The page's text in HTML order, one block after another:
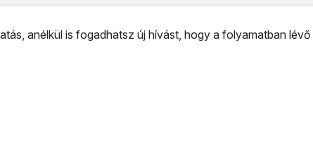
anélkül is fogadhatsz új hívást, hogy a folyamatban